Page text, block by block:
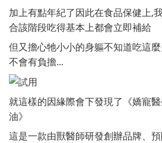
加上有點年紀了因此在食品保健上,
合該階段吃得基本上都會立即補給
但又擔心牠小小的身軀不知道吃這
不會有負擔...
就這樣的因緣際會下發現了《嬌寵
油》
這是一款由獸醫師研發創辦品牌、